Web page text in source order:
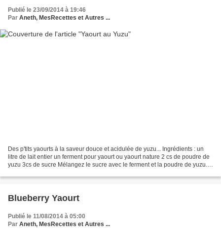
Publié le 23/09/2014 à 19:46
Par Aneth, MesRecettes et Autres ...
Des p'tits yaourts à la saveur douce et acidulée de yuzu... Ingrédients : un
litre de lait entier un ferment pour yaourt ou yaourt nature 2 cs de poudre de
yuzu 3cs de sucre Mélangez le sucre avec le ferment et la poudre de yuzu.
Blueberry Yaourt
Publié le 11/08/2014 à 05:00
Par Aneth, MesRecettes et Autres ...